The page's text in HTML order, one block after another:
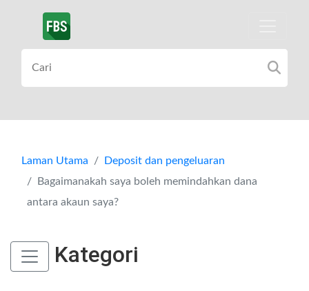
Laman Utama
Deposit dan pengeluaran
Bagaimanakah saya boleh memindahkan dana
antara akaun saya?
Kategori